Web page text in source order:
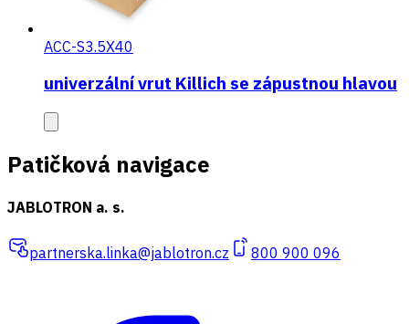
ACC-S3.5X40
univerzální vrut Killich se zápustnou hlavou
Patičková navigace
JABLOTRON a. s.
partnerska.linka@jablotron.cz 800 900 096